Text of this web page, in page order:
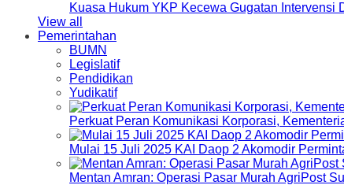
Kuasa Hukum YKP Kecewa Gugatan Intervensi
View all
Pemerintahan
BUMN
Legislatif
Pendidikan
Yudikatif
Perkuat Peran Komunikasi Korporasi,
Mulai 15 Juli 2025 KAI Daop 2 Akomodir
Mentan Amran: Operasi Pasar Murah AgriPost